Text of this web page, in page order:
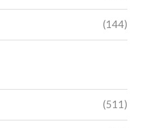
(144)
(511)